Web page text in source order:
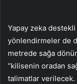
Yapay zeka
yönlendirmeler de
metrede sağa
“kilisenin oradan
talimatlar verilecek.